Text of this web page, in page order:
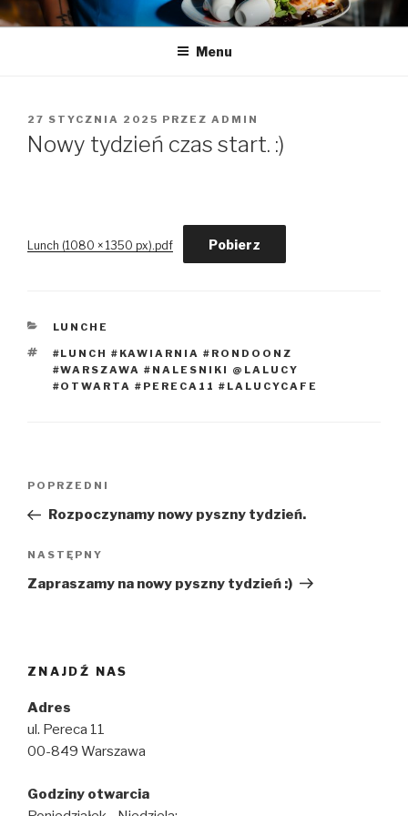
Przeskocz
do
LA LUCY
Zapraszamy na pyszną kawę i naleśniki
Menu
OPUBLIKOWANE
W
27 STYCZNIA 2025 PRZEZ ADMIN
Nowy tydzień czas start. :)
Lunch (1080 × 1350 px).pdf Pobierz
KATEGORIE
LUNCHE
TAGI
#LUNCH #KAWIARNIA #RONDOONZ
#WARSZAWA #NALESNIKI @LALUCY
#OTWARTA #PERECA11 #LALUCYCAFE
Poprzedni
wpis
POPRZEDNI
Rozpoczynamy nowy pyszny tydzień.
Następny
wpis
NASTĘPNY
Zapraszamy na nowy pyszny tydzień :)
ZNAJDŹ NAS
Adres
ul. Pereca 11
00-849 Warszawa
Godziny otwarcia